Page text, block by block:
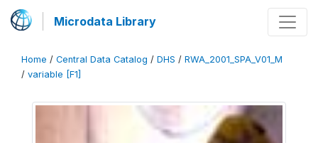
Microdata Library
Home / Central Data Catalog / DHS / RWA_2001_SPA_V01_M
/ variable [F1]